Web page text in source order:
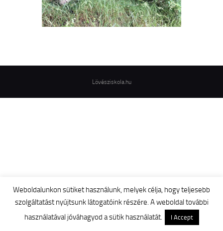
Lövésziskola.hu
Weboldalunkon sütiket használunk, melyek célja, hogy teljesebb
szolgáltatást nyújtsunk látogatóink részére. A weboldal további
használatával jóváhagyod a sütik használatát.
I Accept